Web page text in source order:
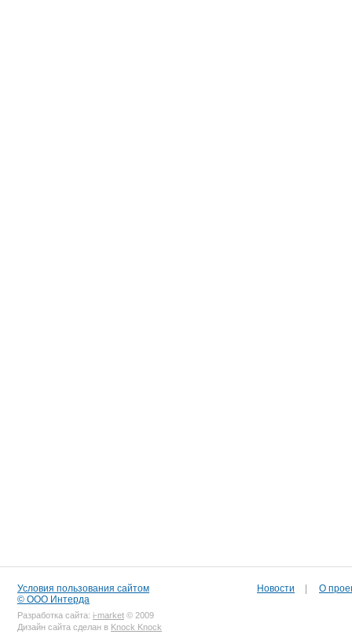
Условия пользования сайтом
© ООО Интерда
Разработка сайта: i-market © 2009
Дизайн сайта сделан в Knock Knock
Новости О